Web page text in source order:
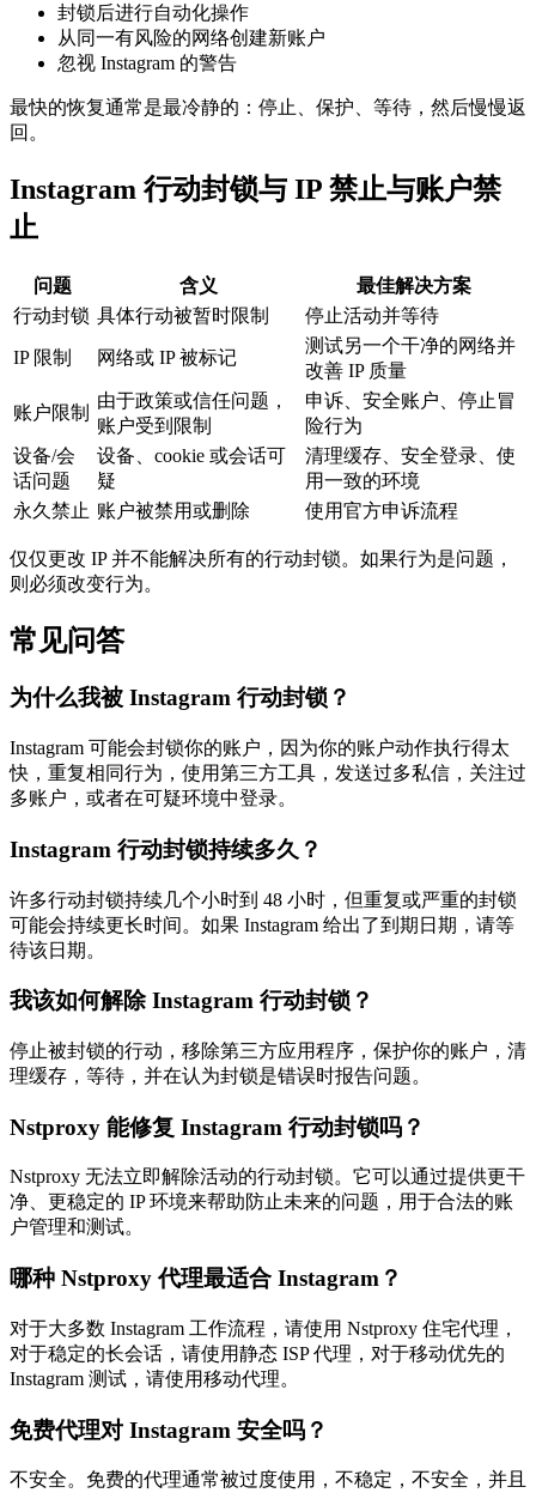
封锁后进行自动化操作
从同一有风险的网络创建新账户
忽视 Instagram 的警告
最快的恢复通常是最冷静的：停止、保护、等待，然后慢慢返
回。
Instagram 行动封锁与 IP 禁止与账户禁
止
问题 含义
最佳解决方案
行动封锁 具体行动被暂时限制 停止活动并等待
IP 限制 网络或 IP 被标记
测试另一个干净的网络并
改善 IP 质量
账户限制
由于政策或信任问题，
账户受到限制
申诉、安全账户、停止冒
险行为
设备/会
话问题
设备、cookie 或会话可
疑
清理缓存、安全登录、使
用一致的环境
永久禁止 账户被禁用或删除 使用官方申诉流程
仅仅更改 IP 并不能解决所有的行动封锁。如果行为是问题，
则必须改变行为。
常见问答
为什么我被 Instagram 行动封锁？
Instagram 可能会封锁你的账户，因为你的账户动作执行得太
快，重复相同行为，使用第三方工具，发送过多私信，关注过
多账户，或者在可疑环境中登录。
Instagram 行动封锁持续多久？
许多行动封锁持续几个小时到 48 小时，但重复或严重的封锁
可能会持续更长时间。如果 Instagram 给出了到期日期，请等
待该日期。
我该如何解除 Instagram 行动封锁？
停止被封锁的行动，移除第三方应用程序，保护你的账户，清
理缓存，等待，并在认为封锁是错误时报告问题。
Nstproxy 能修复 Instagram 行动封锁吗？
Nstproxy 无法立即解除活动的行动封锁。它可以通过提供更干
净、更稳定的 IP 环境来帮助防止未来的问题，用于合法的账
户管理和测试。
哪种 Nstproxy 代理最适合 Instagram？
对于大多数 Instagram 工作流程，请使用 Nstproxy 住宅代理，
对于稳定的长会话，请使用静态 ISP 代理，对于移动优先的
Instagram 测试，请使用移动代理。
免费代理对 Instagram 安全吗？
不安全。免费的代理通常被过度使用，不稳定，不安全，并且